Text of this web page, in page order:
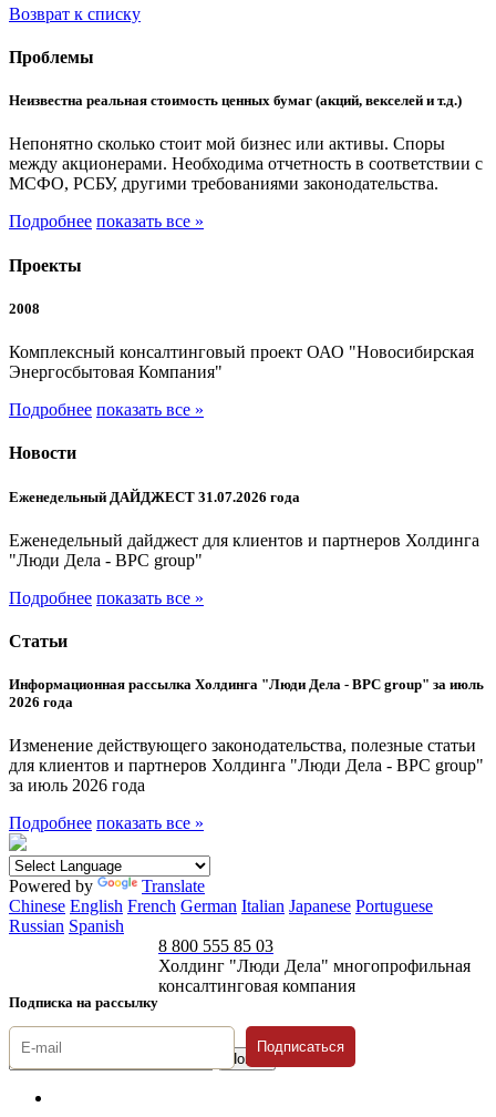
Возврат к списку
Проблемы
Неизвестна реальная стоимость ценных бумаг (акций, векселей и т.д.)
Непонятно сколько стоит мой бизнес или активы. Споры
между акционерами. Необходима отчетность в соответствии с
МСФО, РСБУ, другими требованиями законодательства.
Подробнее показать все »
Проекты
2008
Комплексный консалтинговый проект ОАО "Новосибирская
Энергосбытовая Компания"
Подробнее показать все »
Новости
Еженедельный ДАЙДЖЕСТ 31.07.2026 года
Еженедельный дайджест для клиентов и партнеров Холдинга
"Люди Дела - BPC group"
Подробнее показать все »
Статьи
Информационная рассылка Холдинга "Люди Дела - BPC group" за июль
2026 года
Изменение действующего законодательства, полезные статьи
для клиентов и партнеров Холдинга "Люди Дела - BPC group"
за июль 2026 года
Подробнее показать все »
Powered by
Translate
Chinese English French German Italian Japanese Portuguese
Russian Spanish
Подписка на рассылку
8 800 555 85 03
Холдинг "Люди Дела" многопрофильная
консалтинговая компания
Подписаться